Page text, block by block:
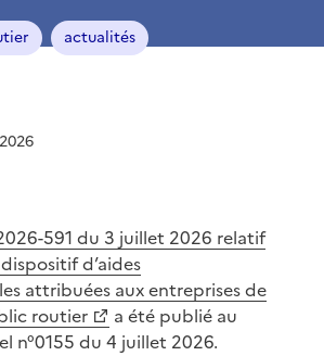
actualités
591 du 3 juillet 2026 relatif
d’aides
attribuées aux entreprises de
routier
a été publié au
n°0155 du 4 juillet 2026.